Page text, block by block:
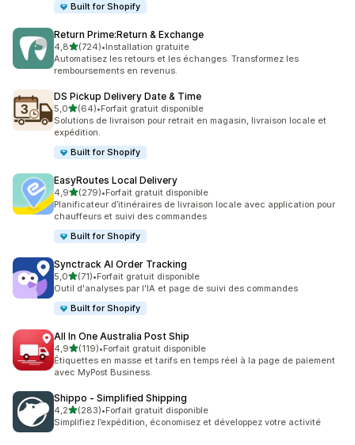
Built for Shopify
Return Prime:Return & Exchange
4,8étoile(s) sur 5
(724)
724 avis au total
•Installation gratuite
Automatisez les retours et les échanges. Transformez les
remboursements en revenus.
DS Pickup Delivery Date & Time
5,0étoile(s) sur 5
(64)
64 avis au total
•Forfait gratuit disponible
Solutions de livraison pour retrait en magasin, livraison locale et
expédition.
Built for Shopify
EasyRoutes Local Delivery
4,9étoile(s) sur 5
(279)
279 avis au total
•Forfait gratuit disponible
Planificateur d’itinéraires de livraison locale avec application pour
chauffeurs et suivi des commandes
Built for Shopify
Synctrack AI Order Tracking
5,0étoile(s) sur 5
(71)
71 avis au total
•Forfait gratuit disponible
Outil d'analyses par l'IA et page de suivi des commandes
Built for Shopify
All In One Australia Post Ship
4,9étoile(s) sur 5
(119)
119 avis au total
•Forfait gratuit disponible
Étiquettes en masse et tarifs en temps réel à la page de paiement
avec MyPost Business.
Shippo ‑ Simplified Shipping
4,2étoile(s) sur 5
(283)
283 avis au total
•Forfait gratuit disponible
Simplifiez l’expédition, économisez et développez votre activité